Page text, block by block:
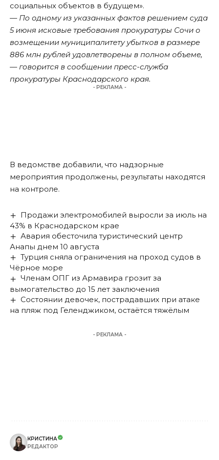
социальных объектов в будущем».
— По одному из указанных фактов решением суда
5 июня исковые требования прокуратуры Сочи о
возмещении муниципалитету убытков в размере
886 млн рублей удовлетворены в полном объеме,
— говорится в сообщении пресс-служба
прокуратуры Краснодарского края.
- РЕКЛАМА -
В ведомстве добавили, что надзорные
мероприятия продолжены, результаты находятся
на контроле.
Продажи электромобилей выросли за июль на
43% в Краснодарском крае
Авария обесточила туристический центр
Анапы днем 10 августа
Турция сняла ограничения на проход судов в
Чёрное море
Членам ОПГ из Армавира грозит за
вымогательство до 15 лет заключения
Состоянии девочек, пострадавших при атаке
на пляж под Геленджиком, остаётся тяжёлым
- РЕКЛАМА -
КРИСТИНА
РЕДАКТОР